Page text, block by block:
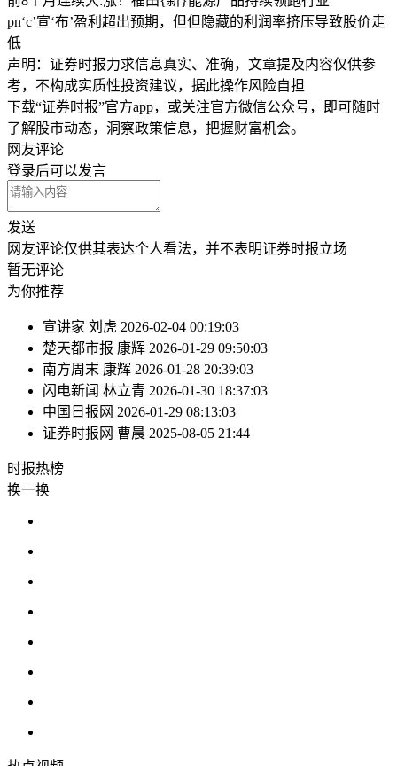
pn‘c’宣‘布’盈利超出预期，但但隐藏的利润率挤压导致股价走
低
声明：证券时报力求信息真实、准确，文章提及内容仅供参
考，不构成实质性投资建议，据此操作风险自担
下载“证券时报”官方app，或关注官方微信公众号，即可随时
了解股市动态，洞察政策信息，把握财富机会。
网友评论
登录后可以发言
发送
网友评论仅供其表达个人看法，并不表明证券时报立场
暂无评论
为你推荐
宣讲家 刘虎 2026-02-04 00:19:03
楚天都市报 康辉 2026-01-29 09:50:03
南方周末 康辉 2026-01-28 20:39:03
闪电新闻 林立青 2026-01-30 18:37:03
中国日报网 2026-01-29 08:13:03
证券时报网 曹晨 2025-08-05 21:44
时报热榜
换一换